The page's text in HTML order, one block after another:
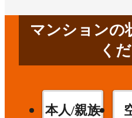
マンションの
く
本人/親族